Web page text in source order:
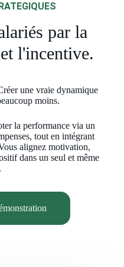
par la
l'incentive.
une vraie dynamique
moins.
la performance via un
tout en intégrant
alignez motivation,
dans un seul et même